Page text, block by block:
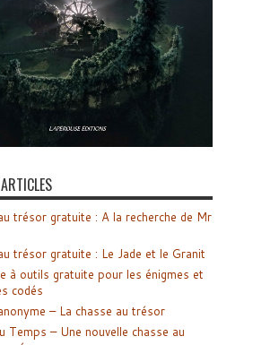
trésor gratuite : A la recherche de Mr
trésor gratuite : Le Jade et le Granit
à outils gratuite pour les énigmes et
codés
– La chasse au trésor
Temps – Une nouvelle chasse au